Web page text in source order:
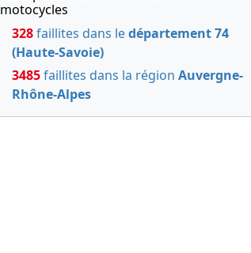
motocycles
328faillites dans ledépartement 74
(Haute-Savoie)
3485faillites dans la région Auvergne-
Rhône-Alpes